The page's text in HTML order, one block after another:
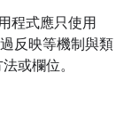
程式應只使用
反映等機制與類
或欄位。